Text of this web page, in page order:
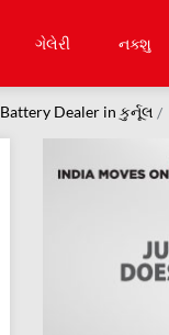
ગેલેરી નક્શુ
Battery Dealer in કુર્નૂલ